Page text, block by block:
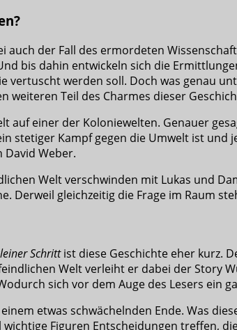
auch der Fall des ermordeten
bis dahin entwickeln sich die
vertuscht werden soll. Doch was genau
weiteren Teil des Charmes dieser
auf einer der Koloniewelten. Genauer
stetiger Kampf gegen die Umwelt ist
David Weber.
Welt verschwinden mit Lukas und
Derweil gleichzeitig die Frage im Raum
Schrittist diese Geschichte eher kurz.
Welt verleiht er dabei der Story
sich vor dem Auge des Lesers ein
etwas schwächelnden Ende. Was
Figuren Entscheidungen treffen,